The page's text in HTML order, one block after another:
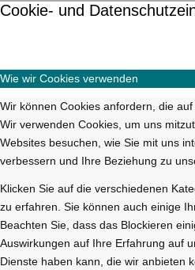
Cookie- und
Wie wir Cookies verwenden
Wir können Cookies anfordern, die
Wir verwenden Cookies, um uns
Websites besuchen, wie Sie mit uns
verbessern und Ihre Beziehung zu
Klicken Sie auf die verschiedenen
zu erfahren. Sie können auch einige
Beachten Sie, dass das Blockieren
Auswirkungen auf Ihre Erfahrung auf
Dienste haben kann, die wir anbieten